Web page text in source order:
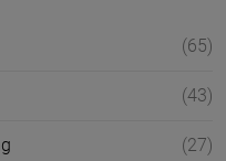
(65)
(43)
(27)